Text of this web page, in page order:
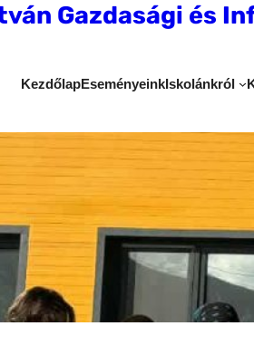
Gazdasági és
KezdőlapEseményeinkIskolánkról
nap – 2025
•2025-11-19
Pályaorientációs napja átfogó
az volt, hogy a diákok valós
a különböző szakmai